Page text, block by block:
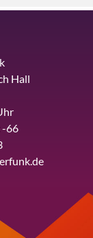
Hall
-66